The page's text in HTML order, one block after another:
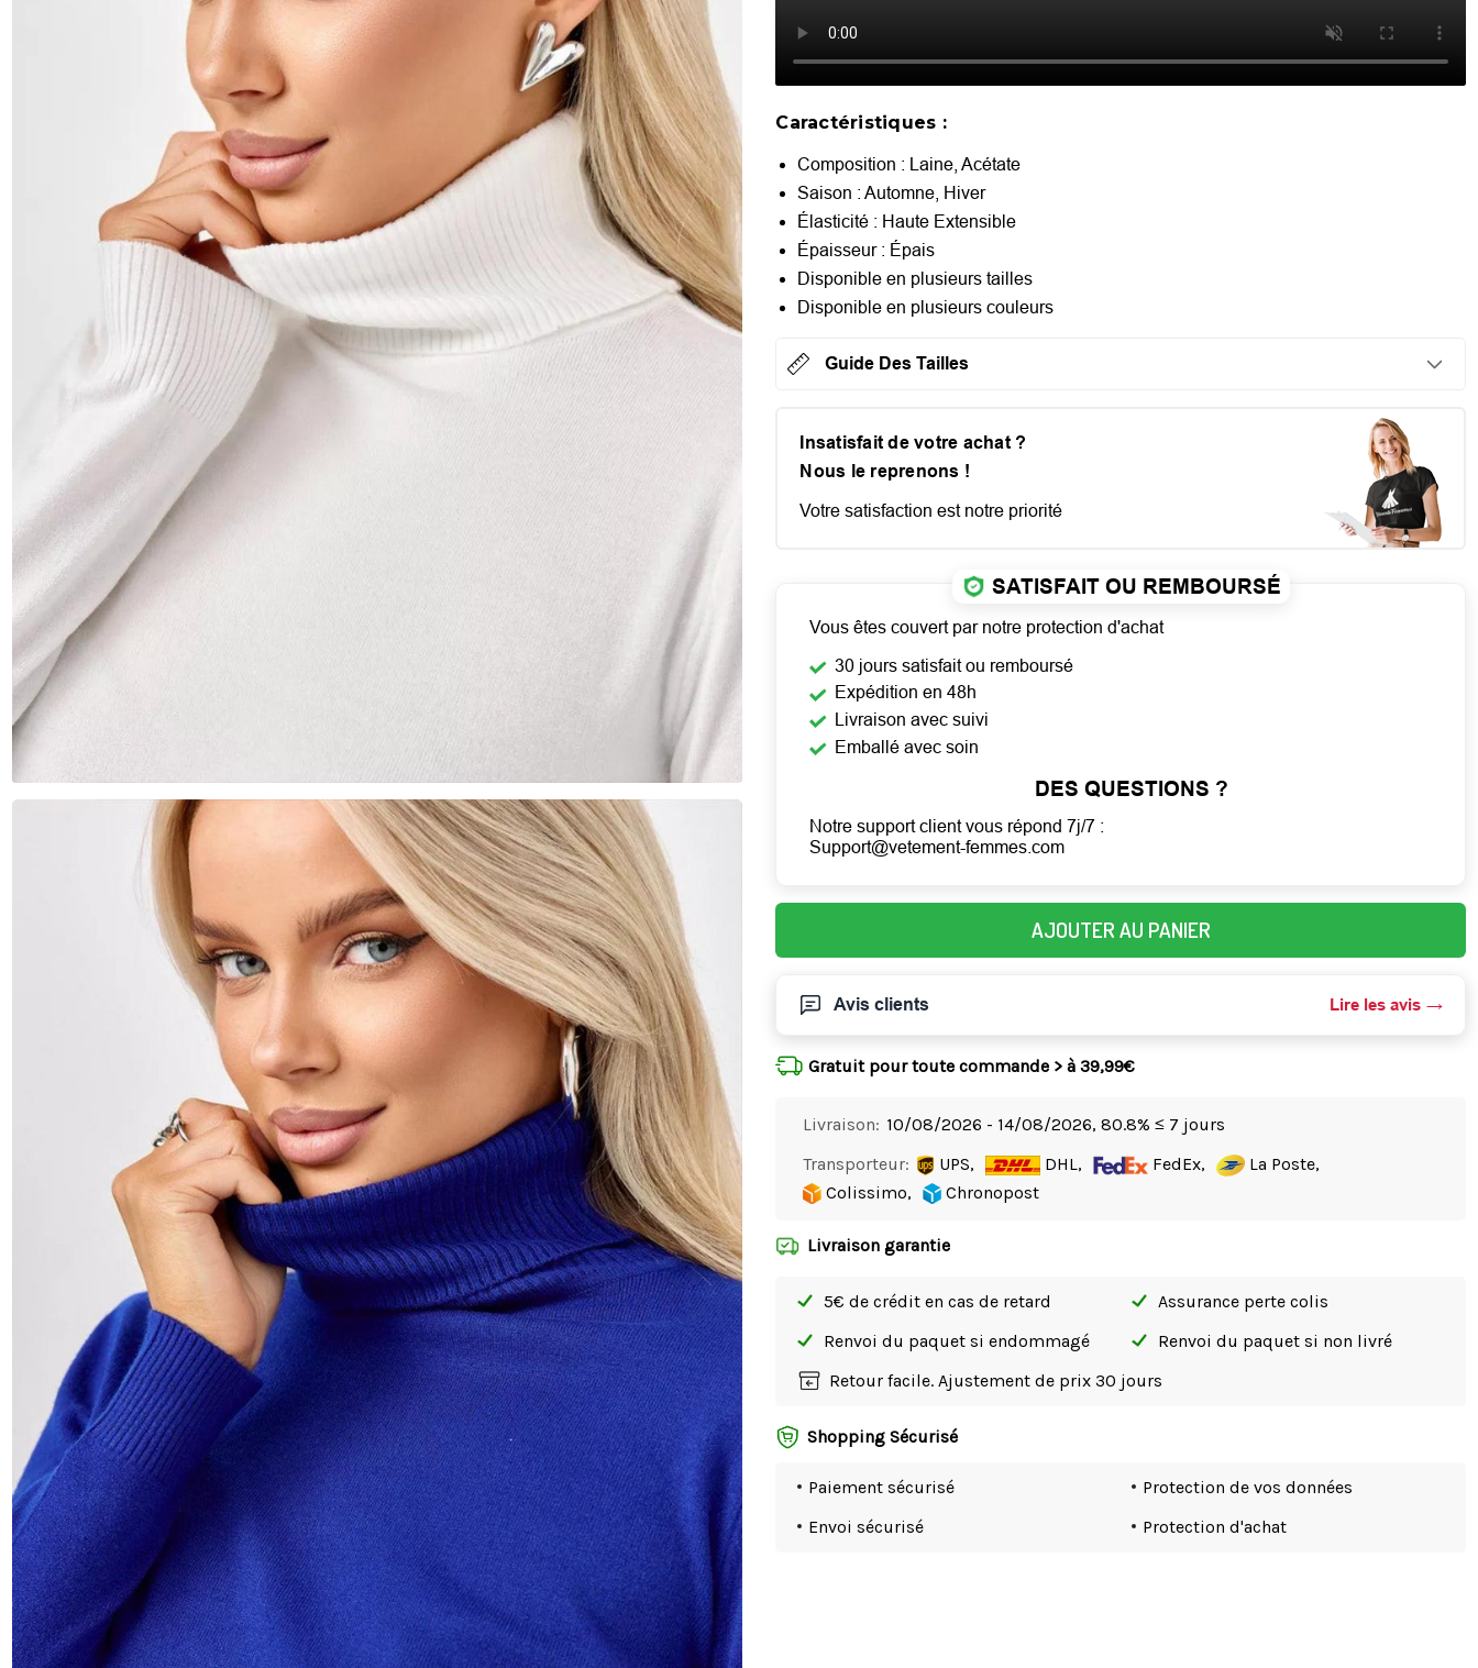
Caractéristiques :
Composition : Laine, Acétate
Saison : Automne, Hiver
Élasticité : Haute Extensible
Épaisseur : Épais
Disponible en plusieurs tailles
Disponible en plusieurs couleurs
Guide Des Tailles
Insatisfait de votre achat ?
Nous le reprenons !
Votre satisfaction est notre priorité
SATISFAIT OU REMBOURSÉ
Vous êtes couvert par notre protection d'achat
30 jours satisfait ou remboursé
Expédition en 48h
Livraison avec suivi
Emballé avec soin
DES QUESTIONS ?
Notre support client vous répond 7j/7 :
Support@vetement-femmes.com
AJOUTER AU PANIER
Avis clients Lire les avis
Gratuit pour toute commande > à 39,99€
Livraison: 10/08/2026 - 14/08/2026,80.8% ≤ 7 jours
Transporteur:
UPS, DHL, FedEx,
La Poste,
Colissimo,
Chronopost
Livraison garantie
5€ de crédit en cas de retard
Assurance perte colis
Renvoi du paquet si endommagé
Renvoi du paquet si non livré
Retour facile. Ajustement de prix 30 jours
Shopping Sécurisé
Paiement sécurisé
Protection de vos données
Envoi sécurisé
Protection d'achat